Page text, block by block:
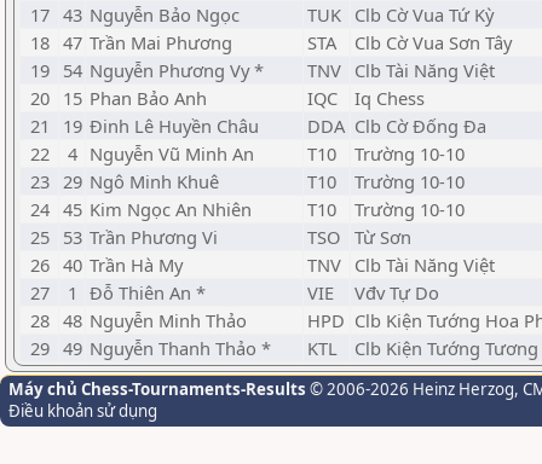
17 43 Nguyễn Bảo Ngọc TUK Clb Cờ Vua Tứ Kỳ
18 47 Trần Mai Phương STA
Clb Cờ Vua Sơn Tây
19 54 Nguyễn Phương Vy * TNV Clb Tài Năng Việt
20 15 Phan Bảo Anh IQC
Iq Chess
21
19 Đinh Lê Huyền Châu DDA Clb Cờ Đống Đa
22
4 Nguyễn Vũ Minh An T10
Trường 10-10
23 29 Ngô Minh Khuê T10
Trường 10-10
24 45 Kim Ngọc An Nhiên T10
Trường 10-10
25 53 Trần Phương Vi TSO Từ Sơn
26 40 Trần Hà My TNV Clb Tài Năng Việt
27
1 Đỗ Thiên An * VIE
Vđv Tự Do
28 48 Nguyễn Minh Thảo HPD Clb Kiện Tướng Hoa
29 49 Nguyễn Thanh Thảo * KTL Clb Kiện Tướng
Máy chủ Chess-Tournaments-Results © 2006-2026 Heinz Herzog,
Điều khoản sử dụng